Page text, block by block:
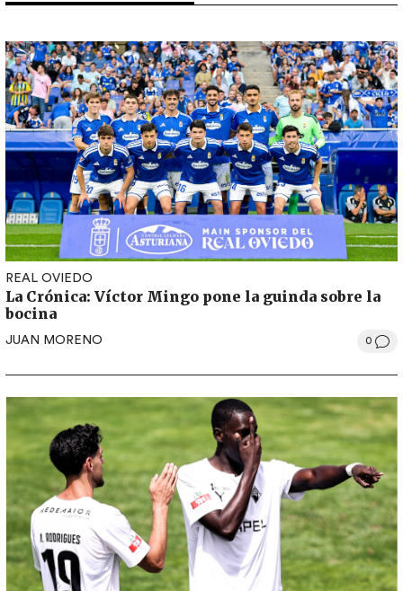
REAL OVIEDO
La Crónica: Víctor Mingo pone la guinda sobre la
bocina
JUAN MORENO 0